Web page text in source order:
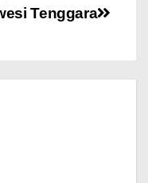
Tenggara